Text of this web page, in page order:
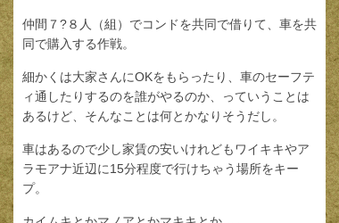
仲間７?８人（組）でコンドを共同で借りて、車を共
同で購入する作戦。
細かくは大家さんにOKをもらったり、車のセーフテ
ィ通したりするのを誰がやるのか、っていうことは
あるけど、そんなことは何とかなりそうだし。
車はあるので少し家賃の安いけれどもワイキキやア
ラモアナ近辺に15分程度で行けちゃう場所をキー
プ。